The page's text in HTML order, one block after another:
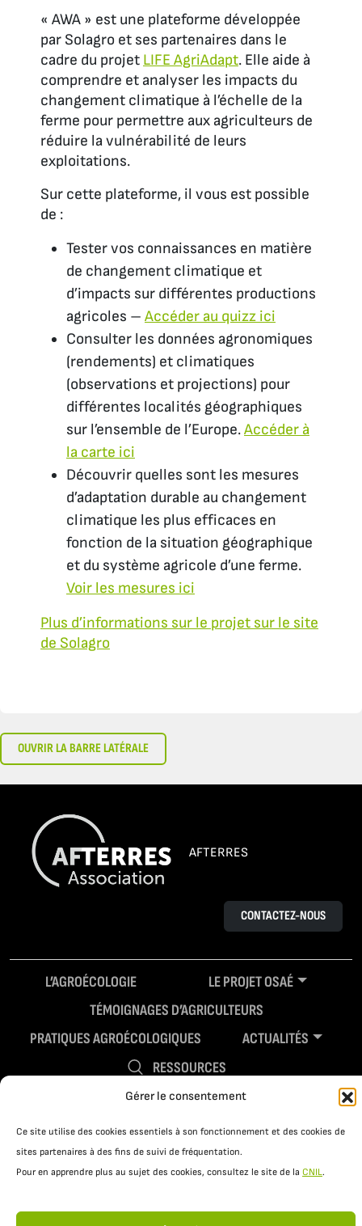
Gérer le consentement
Ce site utilise des cookies essentiels à son fonctionnement et des cookies de
sites partenaires à des fins de suivi de fréquentation.
Pour en apprendre plus au sujet des cookies, consultez le site de la CNIL.
« AWA » est une plateforme développée
par Solagro et ses partenaires dans le
cadre du projet LIFE AgriAdapt. Elle aide à
comprendre et analyser les impacts du
changement climatique à l’échelle de la
ferme pour permettre aux agriculteurs de
réduire la vulnérabilité de leurs
exploitations.
Sur cette plateforme, il vous est possible
de :
Tester vos connaissances en matière
de changement climatique et
d’impacts sur différentes productions
agricoles – Accéder au quizz ici
Consulter les données agronomiques
(rendements) et climatiques
(observations et projections) pour
différentes localités géographiques
sur l’ensemble de l’Europe.Accéder à
la carte ici
Découvrir quelles sont les mesures
d’adaptation durable au changement
climatique les plus efficaces en
fonction de la situation géographique
et du système agricole d’une ferme.
Voir les mesures ici
Plus d’informations sur le projet sur le site
de Solagro
OUVRIR LA BARRE LATÉRALE
AFTERRES
CONTACTEZ-NOUS
L’AGROÉCOLOGIE
LE PROJET OSAÉ
TÉMOIGNAGES D’AGRICULTEURS
PRATIQUES AGROÉCOLOGIQUES
ACTUALITÉS
RESSOURCES